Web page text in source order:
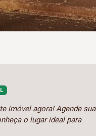
imóvel agora! Agende sua
o lugar ideal para